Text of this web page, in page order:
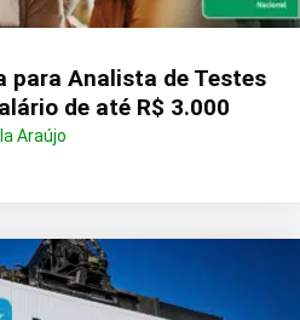
para Analista de Testes
de até R$ 3.000
Araújo